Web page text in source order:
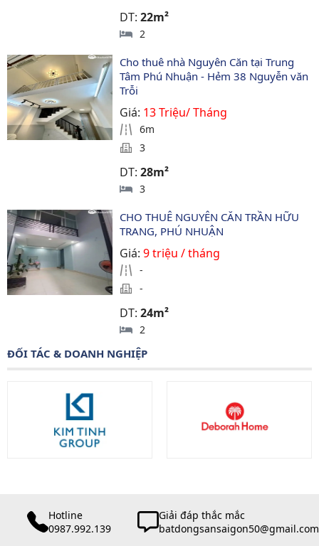
DT:22m²
2
Cho thuê nhà Nguyên Căn tại Trung
Tâm Phú Nhuận - Hẻm 38 Nguyễn văn
Trỗi
Giá: 13 Triệu/ Tháng
6m
3
DT:28m²
3
CHO THUÊ NGUYÊN CĂN TRẦN HỮU
TRANG, PHÚ NHUẬN
Giá:9 triệu / tháng
-
-
DT:24m²
2
ĐỐI TÁC & DOANH NGHIỆP
Hotline
0987.992.139
Giải đáp thắc mắc
batdongsansaigon50@gmail.com